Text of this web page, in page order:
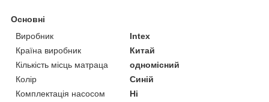
Основні
Виробник
Intex
Країна виробник
Китай
Кількість місць матраца
одномісний
Колір
Синій
Комплектація насосом
Ні